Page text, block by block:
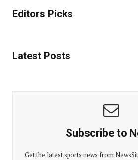
Editors Picks
Latest Posts
Subscribe to
Get the latest sports news from